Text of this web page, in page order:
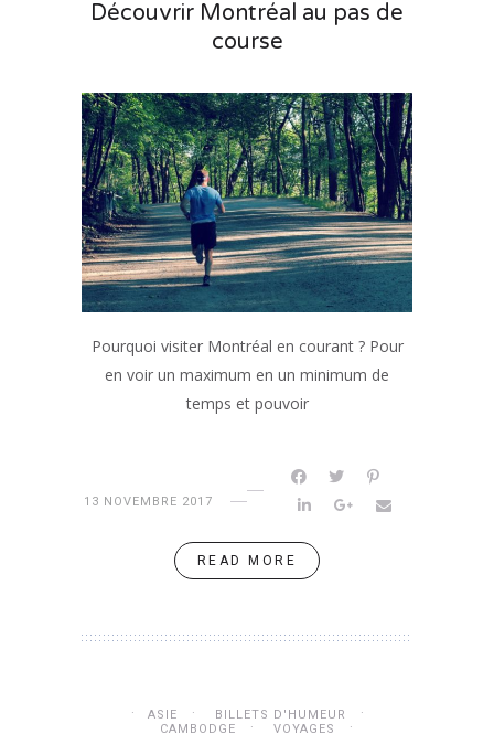
Découvrir Montréal au pas de
course
Pourquoi visiter Montréal en courant ? Pour
en voir un maximum en un minimum de
temps et pouvoir
13 NOVEMBRE 2017
READ MORE
ASIE
BILLETS D'HUMEUR
CAMBODGE
VOYAGES